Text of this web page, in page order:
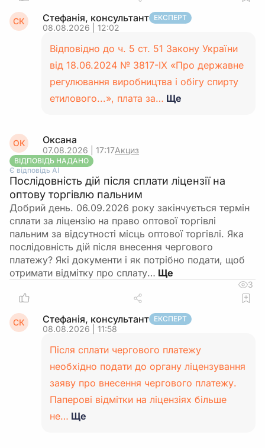
СК Стефанія, консультант ЕКСПЕРТ
08.08.2026 | 12:02
Відповідно до ч. 5 ст. 51 Закону України
від 18.06.2024 № 3817-IX «Про державне
регулювання виробництва і обігу спирту
етилового...», плата за… Ще
ОК Оксана
07.08.2026 | 17:17Акциз
ВІДПОВІДЬ НАДАНО
Є відповідь АІ
Послідовність дій після сплати ліцензії на
оптову торгівлю пальним
Добрий день. 06.09.2026 року закінчується термін
сплати за ліцензію на право оптової торгівлі
пальним за відсутності місць оптової торгівлі. Яка
послідовність дій після внесення чергового
платежу? Які документи і як потрібно подати, щоб
отримати відмітку про сплату…
3
СК Стефанія, консультант ЕКСПЕРТ
08.08.2026 | 11:58
Після сплати чергового платежу
необхідно подати до органу ліцензування
заяву про внесення чергового платежу.
Паперові відмітки на ліцензіях більше
не… Ще